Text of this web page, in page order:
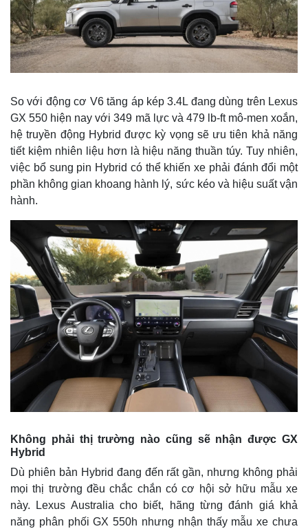
Thế giới
Cuộc sống đó đây
Hồ sơ
Multimedia
Ảnh
E-Magazine
Infographic
So với động cơ V6 tăng áp kép 3.4L đang dùng trên Lexus
GX 550 hiện nay với 349 mã lực và 479 lb-ft mô-men xoắn,
hệ truyền động Hybrid được kỳ vọng sẽ ưu tiên khả năng
tiết kiệm nhiên liệu hơn là hiệu năng thuần túy. Tuy nhiên,
việc bổ sung pin Hybrid có thể khiến xe phải đánh đổi một
phần không gian khoang hành lý, sức kéo và hiệu suất vận
hành.
Không phải thị trường nào cũng sẽ nhận được GX
Hybrid
Dù phiên bản Hybrid đang đến rất gần, nhưng không phải
mọi thị trường đều chắc chắn có cơ hội sở hữu mẫu xe
này. Lexus Australia cho biết, hãng từng đánh giá khả
năng phân phối GX 550h nhưng nhận thấy mẫu xe chưa